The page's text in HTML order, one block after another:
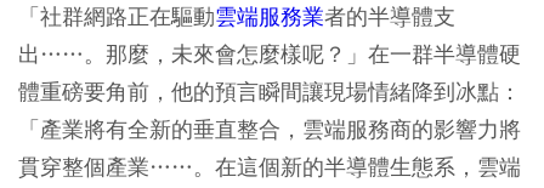
「社群網路正在驅動雲端服務業者的半導體支
出……。那麼，未來會怎麼樣呢？」在一群半導體硬
體重磅要角前，他的預言瞬間讓現場情緒降到冰點：
「產業將有全新的垂直整合，雲端服務商的影響力將
貫穿整個產業……。在這個新的半導體生態系，雲端